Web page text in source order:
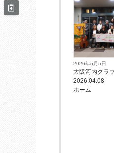
2026年5月5日
大阪河内ク
2026.04.08
ホーム